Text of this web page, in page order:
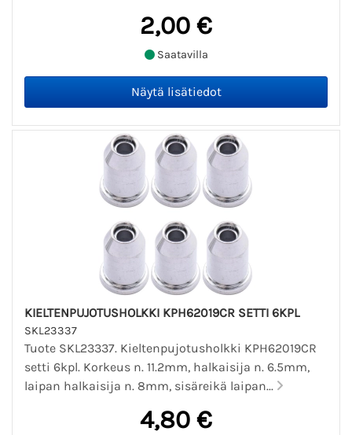
2,00 €
Saatavilla
KIELTENPUJOTUSHOLKKI KPH62019CR SETTI 6KPL
SKL23337
Tuote SKL23337. Kieltenpujotusholkki KPH62019CR
setti 6kpl. Korkeus n. 11.2mm, halkaisija n. 6.5mm,
laipan halkaisija n. 8mm, sisäreikä laipan...
4,80 €